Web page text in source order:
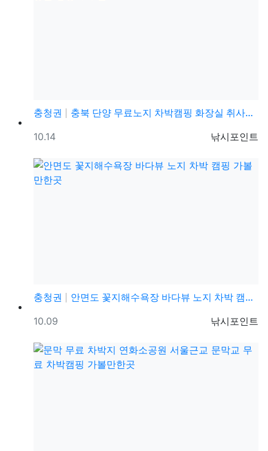
충청권
충북 단양 무료노지 차박캠핑 화장실 취사야영 가능한 캠…
등록자
낚시포인트
등록일
10.14
충청권
안면도 꽃지해수욕장 바다뷰 노지 차박 캠핑 가볼만한곳
등록자
낚시포인트
등록일
10.09